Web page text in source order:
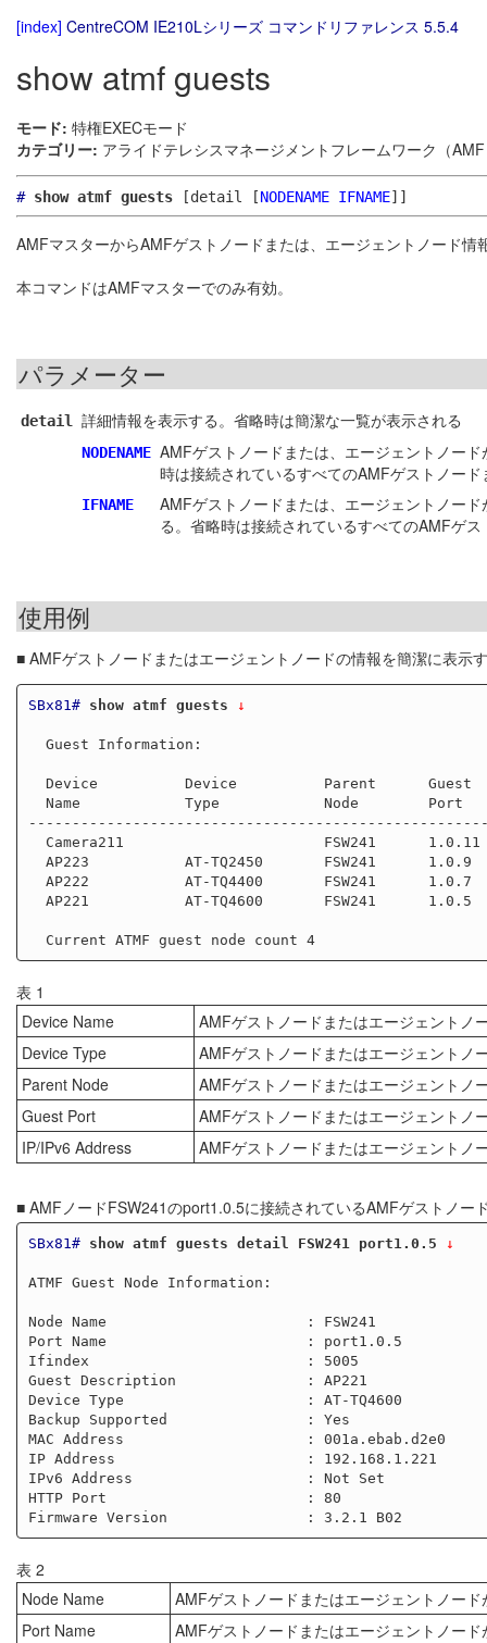
[index] CentreCOM IE210Lシリーズ コマンドリファレンス 5.5.4
show atmf guests
モード: 特権EXECモード
カテゴリー: アライドテレシスマネージメントフレームワーク（
# show atmf guests [detail [NODENAME IFNAME]]
AMFマスターからAMFゲストノードまたは、エージェントノード情
本コマンドはAMFマスターでのみ有効。
パラメーター
detail 詳細情報を表示する。省略時は簡潔な一覧が表示される
NODENAME AMFゲストノードまたは、エージェントノー
時は接続されているすべてのAMFゲストノー
IFNAME
AMFゲストノードまたは、エージェントノー
る。省略時は接続されているすべてのAMFゲ
使用例
■ AMFゲストノードまたはエージェントノードの情報を簡潔に表示
SBx81# show atmf guests ↓
  Current ATMF guest node count 4
表 1
Device Name
AMFゲストノードまたはエージェントノ
Device Type
AMFゲストノードまたはエージェントノ
Parent Node
AMFゲストノードまたはエージェントノ
Guest Port
AMFゲストノードまたはエージェントノ
IP/IPv6 Address
AMFゲストノードまたはエージェントノ
■ AMFノードFSW241のport1.0.5に接続されているAMFゲストノー
SBx81# show atmf guests detail FSW241 port1.0.5 ↓
ATMF Guest Node Information:
Node Name                       : FSW241
Port Name                       : port1.0.5
Ifindex                         : 5005
Guest Description               : AP221
Device Type                     : AT-TQ4600
Backup Supported                : Yes
MAC Address                     : 001a.ebab.d2e0
IP Address                      : 192.168.1.221
IPv6 Address                    : Not Set
HTTP Port                       : 80
表 2
Node Name
AMFゲストノードまたはエージェントノー
Port Name
AMFゲストノードまたはエージェントノー